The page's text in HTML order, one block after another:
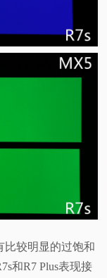
比较明显的过饱和
和R7 Plus表现接